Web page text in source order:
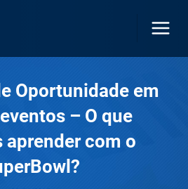
Oportunidade em
– O que
aprender com o